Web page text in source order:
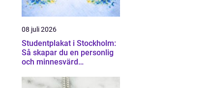
08 juli 2026
Studentplakat i Stockholm:
Så skapar du en personlig
och minnesvärd